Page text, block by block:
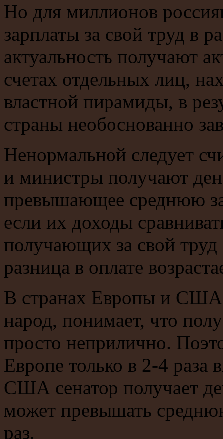
Но для миллионов
зарплаты за свой труд в
актуальность получают
счетах отдельных лиц,
властной пирамиды, в
страны необоснованно
Ненормальной следует
и министры получают
превышающее среднюю
если их доходы
получающих за свой
разница в оплате
В странах Европы и США
народ, понимает, что
просто неприлично.
Европе только в 2-4 раза
США сенатор получает
может превышать
раз.